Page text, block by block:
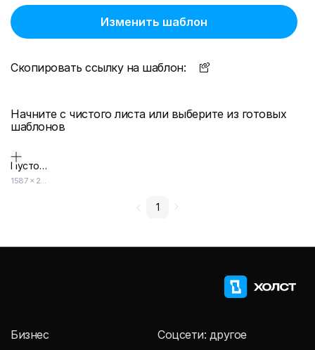
Изменить шаблон
Скопировать ссылку на шаблон:
Начните с чистого листа или выберите из готовых
шаблонов
Пустой дизайн-макет
1587× 2245
1
Бизнес Соцсети: другое